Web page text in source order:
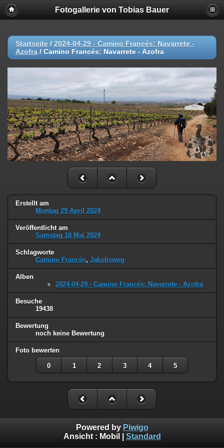
Fotogallerie von Tobias Bauer
Startseite / 2024-04-29 - Camino Francés: Navarrete -
Azofra / Camino Francés: Navarrete - Azofra
Erstellt am
Montag 29 April 2024
Veröffentlicht am
Samstag 18 Mai 2024
Schlagworte
Camino Francés, Jakobsweg
Alben
2024-04-29 - Camino Francés: Navarrete - Azofra
Besuche
19438
Bewertung
noch keine Bewertung
Foto bewerten
0 1 2 3 4 5
Powered by Piwigo
Ansicht : Mobil Standard